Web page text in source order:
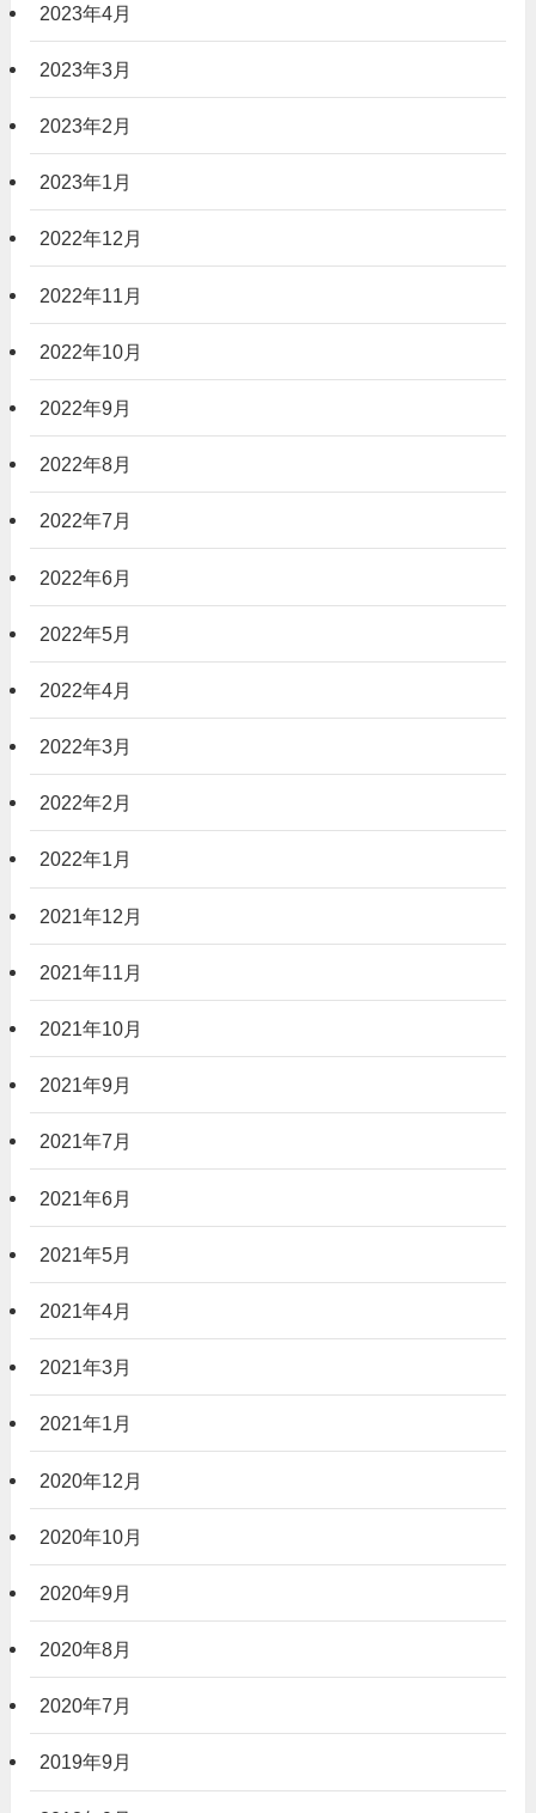
2023年4月
2023年3月
2023年2月
2023年1月
2022年12月
2022年11月
2022年10月
2022年9月
2022年8月
2022年7月
2022年6月
2022年5月
2022年4月
2022年3月
2022年2月
2022年1月
2021年12月
2021年11月
2021年10月
2021年9月
2021年7月
2021年6月
2021年5月
2021年4月
2021年3月
2021年1月
2020年12月
2020年10月
2020年9月
2020年8月
2020年7月
2019年9月